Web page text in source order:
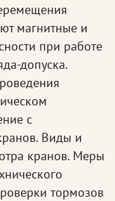
магнитные и
при работе
допуска.
с
Виды и
кранов. Меры
тормозов